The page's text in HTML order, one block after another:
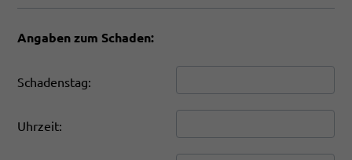
Angaben zum Schaden:
Schadenstag:
Uhrzeit: